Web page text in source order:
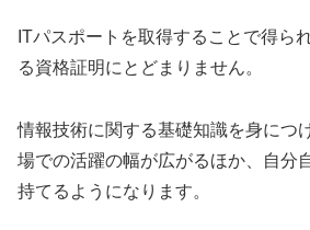
ITパスポートを取得することで得ら
る資格証明にとどまりません。
情報技術に関する基礎知識を身につ
場での活躍の幅が広がるほか、自分
持てるようになります。